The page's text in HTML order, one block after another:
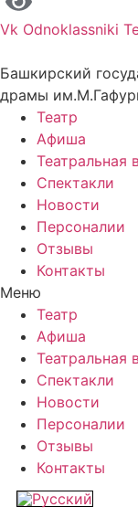
Vk Odnoklassniki
Башкирский
драмы
Театр
Афиша
Театральная
Спектакли
Новости
Персоналии
Отзывы
Контакты
Меню
Театр
Афиша
Театральная
Спектакли
Новости
Персоналии
Отзывы
Контакты